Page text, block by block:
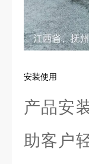
安装使用
产品安
助客户